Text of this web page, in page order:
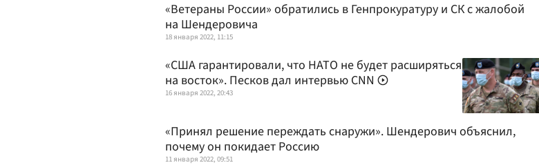
«Ветераны России» обратились в Генпрокуратуру и СК с жалобой
на Шендеровича
18 января 2022, 11:15
«США гарантировали, что НАТО не будет расширяться
на восток». Песков дал интервью CNN
16 января 2022, 20:43
«Принял решение переждать снаружи». Шендерович объяснил,
почему он покидает Россию
11 января 2022, 09:51